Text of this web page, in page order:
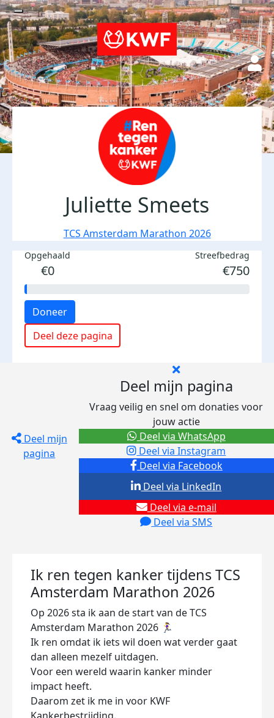
Juliette Smeets
TCS Amsterdam Marathon 2026
Opgehaald
€0
Streefbedrag
€750
Doneer
Deel deze pagina
Deel mijn
pagina
Deel mijn pagina
Vraag veilig en snel om donaties voor
jouw actie
Deel via Facebook
Deel via Instagram
Deel via e-mail
Deel via SMS
Deel via LinkedIn
Deel via WhatsApp
Ik ren tegen kanker tijdens TCS
Amsterdam Marathon 2026
Op 2026 sta ik aan de start van de TCS
Amsterdam Marathon 2026 🏃‍♀️
Ik ren omdat ik iets wil doen wat verder gaat
dan alleen mezelf uitdagen.
Voor een wereld waarin kanker minder
impact heeft.
Daarom zet ik me in voor KWF